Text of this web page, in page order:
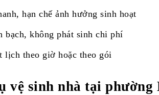
hạn chế ảnh hưởng sinh hoạt
bạch, không phát sinh chi phí
lịch theo giờ hoặc theo gói
vệ sinh nhà tại